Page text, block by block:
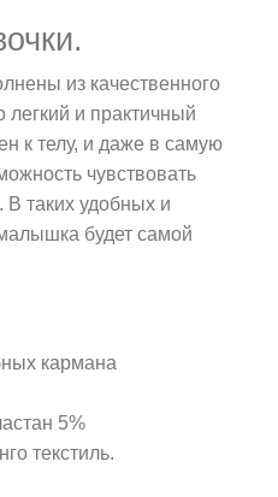
из качественного
легкий и практичный
к телу, и даже в самую
чувствовать
В таких удобных и
будет самой
кармана
5%
текстиль.